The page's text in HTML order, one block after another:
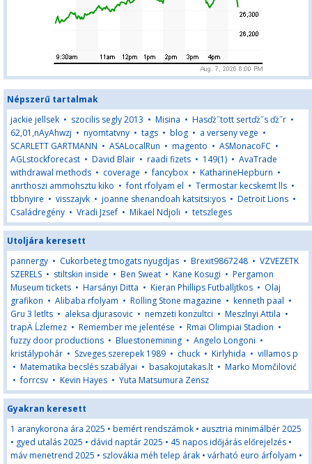
Népszerű tartalmak
jackie jellsek • szocilis segly 2013 • Misina • Hasďż˝tott sertďż˝s ďż˝r •
62,01,nAyAhwzj • nyomtatvny • tags • blog • a verseny vege •
SCARLETT GARTMANN • ASALocalRun • magento • ASMonacoFC •
AGLstockforecast • David Blair • raadi fizets • 149(1) • AvaTrade
withdrawal methods • coverage •fancybox • KatharineHepburn •
anrthoszi ammohsztu kiko •font rfolyam el • Termostar kecskemt lls •
tbbnyire • visszajvk • joanne shenandoah katsitsi:yos • Detroit Lions •
Családregény • Vradi Jzsef • Mikael Ndjoli • tetszleges
Utoljára keresett
pannergy • Cukorbeteg tmogats nyugdjas • Brexit9867248 • VZVEZETK
SZERELS • stiltskin inside • Ben Sweat • Kane Kosugi • Pergamon
Museum tickets • Harsányi Ditta • Kieran Phillips Futballjtkos • Olaj
grafikon • Alibaba rfolyam • Rolling Stone magazine • kenneth paal •
Gru 3 letlts • aleksa djurasovic • nemzeti konzultci • Meszlnyi Attila •
trapÄ Ĺzlemez • Remember me jelentése • Rmai Olimpiai Stadion •
fuzzy door productions • Bluestonemining • Angelo Longoni •
kristálypohár • Szveges szerepek 1989 • chuck • Kirlyhida • villamos p
• Matematika becslés szabályai • basakojutakas.lt • Marko Momčilović
•forrcsv • Kevin Hayes • Yuta Matsumura Zensz
Gyakran keresett
1 aranykorona ára 2025 • bemért rendszámok • ausztria minimálbér 2025
• gyed utalás 2025 • dávid naptár 2025 • 45 napos időjárás előrejelzés •
máv menetrend 2025 • szlovákia méh telep árak • várható euro árfolyam •